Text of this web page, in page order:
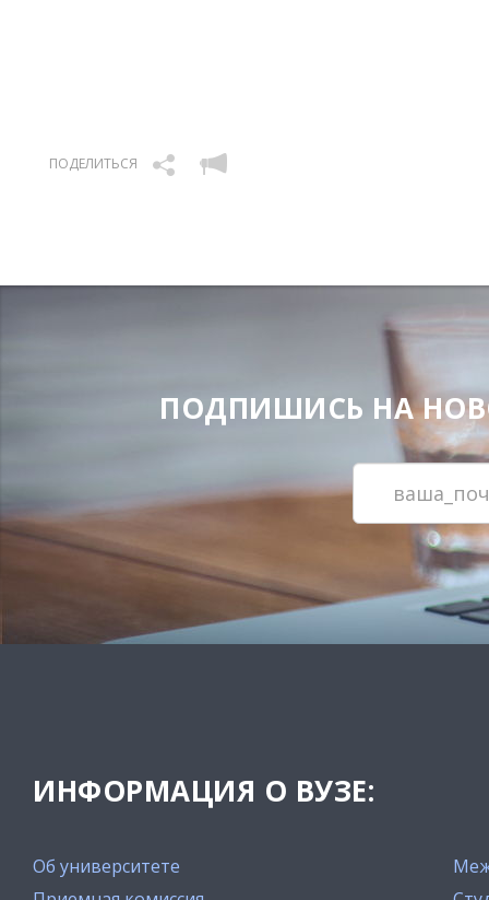
ПОДЕЛИТЬСЯ
ПОДПИШИСЬ НА
ИНФОРМАЦИЯ О ВУЗЕ:
Об университете